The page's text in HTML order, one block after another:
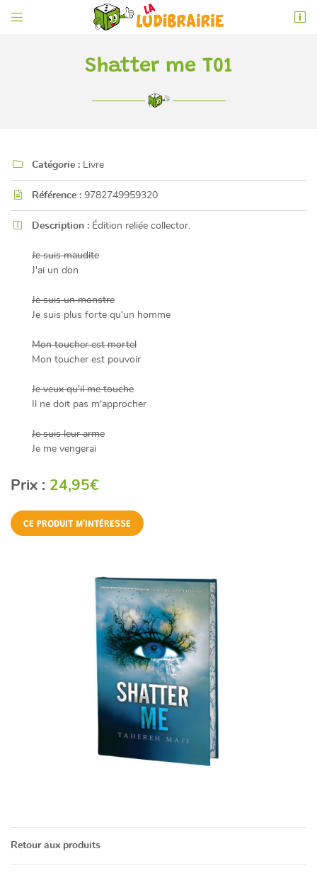

CATALOGUE

Restez
05 49 52 83 74
l'adresse email indiqué ci-dessus. Vous pouvez vous désinscrire à tout moment en
Shatter me T01
 Catégorie : Livre
 Référence : 9782749959320
 Description : Édition reliée collector.
Je suis maudite
J'ai un don
Je suis un monstre
Je suis plus forte qu'un homme
Mon toucher est mortel
Mon toucher est pouvoir
Je veux qu'il me touche
Il ne doit pas m'approcher
Je suis leur arme
Je me vengerai
Prix : 24,95€
CE PRODUIT M'INTÉRESSE
Retour aux produits